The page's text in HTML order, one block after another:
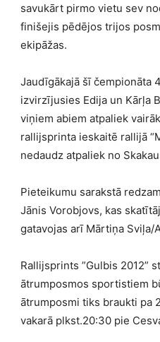
savukārt pirmo vietu sev
finišejis pēdējos trijos
ekipāžas.
Jaudīgākajā šī čempionāta
izvirzījusies Edija un Kārļa
viņiem abiem atpaliek
rallijsprinta ieskaitē rallijā
nedaudz atpaliek no
Pieteikumu sarakstā
Jānis Vorobjovs, kas
gatavojas arī Mārtiņa Sviļa/
Rallijsprints ”Gulbis 2012”
ātrumposmos sportistiem
ātrumposmi tiks braukti pa
vakarā plkst.20:30 pie